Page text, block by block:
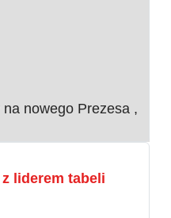
nowego Prezesa ,
z liderem tabeli